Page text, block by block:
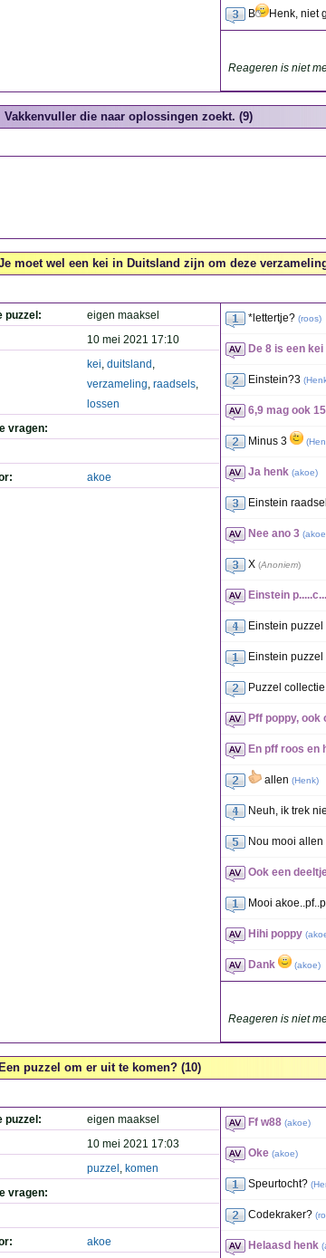
B Henk, niet
Reageren is niet
Vakkenvuller die naar oplossingen zoekt. (9)
moet wel een kei in Duitsland zijn om deze
puzzel:
eigen maaksel
10 mei 2021 17:10
kei, duitsland ,
verzameling, raadsels,
lossen
vragen:
akoe
*lettertje? (roos)
De 8 is een
Einstein?3 (
6,9 mag ook 15
Minus 3 (
Ja henk (akoe)
Einstein
Nee ano 3 (akoe
X (Anoniem)
Einstein
Einstein
Einstein
Puzzel collectie
Pff poppy, ook
En pff roos en
allen (Henk)
Neuh, ik trek
Nou mooi allen
Ook een
Mooi
Hihi poppy (
Dank (akoe)
Reageren is niet
puzzel om er uit te komen? (10)
puzzel:
eigen maaksel
10 mei 2021 17:03
puzzel , komen
vragen:
akoe
Ff w88 (akoe)
Oke (akoe)
Speurtocht? (
Codekraker? (
Helaasd henk (